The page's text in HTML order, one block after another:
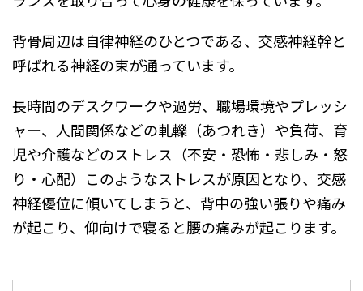
背骨周辺は自律神経のひとつである、交感神経幹と
呼ばれる神経の束が通っています。
長時間のデスクワークや過労、職場環境やプレッシ
ャー、人間関係などの軋轢（あつれき）や負荷、育
児や介護などのストレス（不安・恐怖・悲しみ・怒
り・心配）このようなストレスが原因となり、交感
神経優位に傾いてしまうと、背中の強い張りや痛み
が起こり、仰向けで寝ると腰の痛みが起こります。